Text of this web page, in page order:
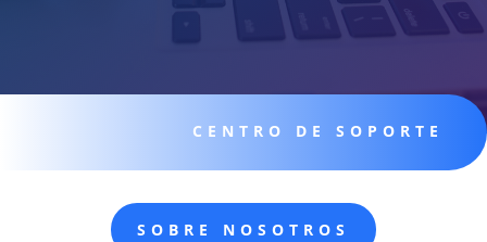
CENTRO DE SOPORTE
SOBRE NOSOTROS